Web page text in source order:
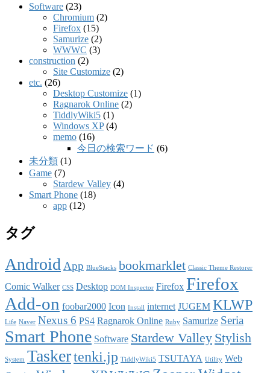
Software (23)
Chromium (2)
Firefox (15)
Samurize (2)
WWWC (3)
construction (2)
Site Customize (2)
etc. (26)
Desktop Customize (1)
Ragnarok Online (2)
TiddlyWiki5 (1)
Windows XP(4)
memo (16)
今日の検索ワード (6)
未分類 (1)
Game (7)
Stardew Valley (4)
Smart Phone (18)
app (12)
タグ
Android App BlueStacks bookmarklet Classic Theme Restorer
Comic Walker CSS Desktop DOM Inspector Firefox Firefox
Add-on foobar2000 Icon Install internet JUGEM KLWP
Life Naver Nexus 6 PS4 Ragnarok Online Ruby Samurize Seria
Smart Phone Software Stardew Valley Stylish
System Taskertenki.jp TiddlyWiki5 TSUTAYA Utility Web